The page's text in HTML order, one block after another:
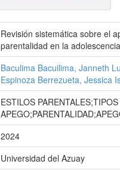
Revisión sistemática sobre el
parentalidad en la adolescencia
Baculima Bacuilima, Janneth
Espinoza Berrezueta, Jessica
ESTILOS
2024
Universidad del Azuay